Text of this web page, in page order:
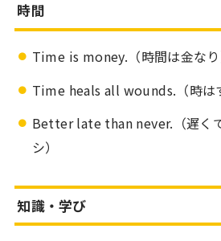
時間
Time is money.（時間は金なり
Time heals all wounds.（時は
Better late than never.（遅く
シ）
知識・学び